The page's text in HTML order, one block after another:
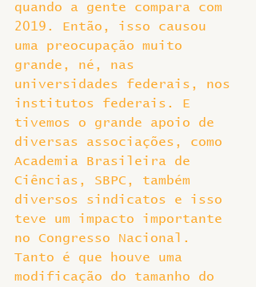
quando a gente compara com
2019. Então, isso causou
uma preocupação muito
grande, né, nas
universidades federais, nos
institutos federais. E
tivemos o grande apoio de
diversas associações, como
Academia Brasileira de
Ciências, SBPC, também
diversos sindicatos e isso
teve um impacto importante
no Congresso Nacional.
Tanto é que houve uma
modificação do tamanho do